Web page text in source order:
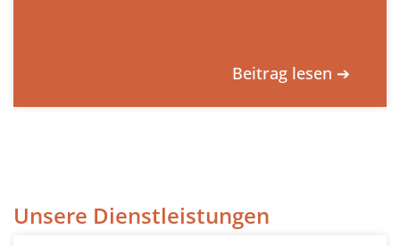
Beitrag lesen ➔
Unsere Dienstleistungen